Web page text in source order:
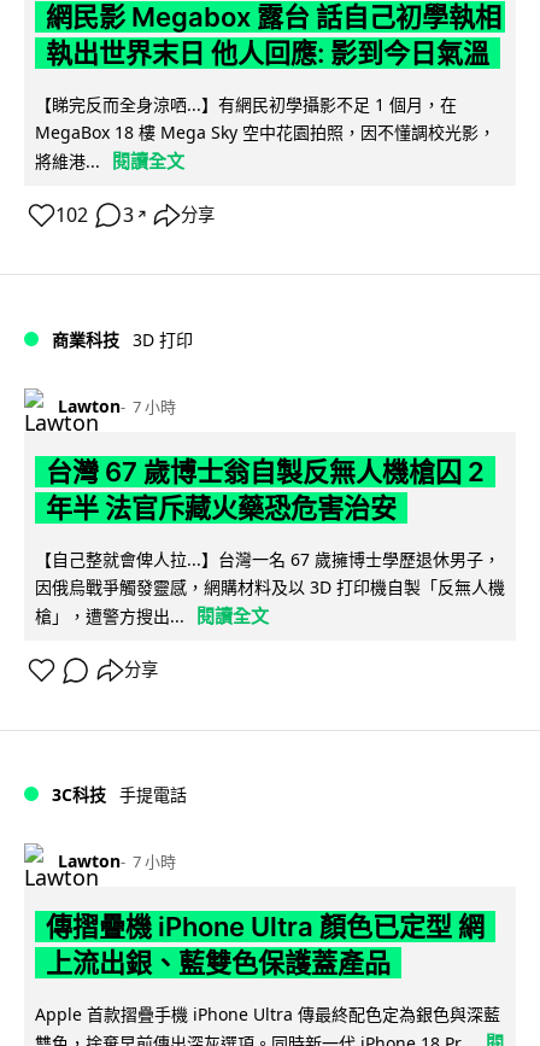
網民影 Megabox 露台 話自己初學執相
執出世界末日 他人回應: 影到今日氣溫
【睇完反而全身涼哂...】有網民初學攝影不足 1 個月，在
MegaBox 18 樓 Mega Sky 空中花園拍照，因不懂調校光影，
將維港...
閱讀全文
102 3 ↗ 分享
商業科技 3D 打印
Lawton 7 小時
台灣 67 歲博士翁自製反無人機槍囚 2
年半 法官斥藏火藥恐危害治安
【自己整就會俾人拉...】台灣一名 67 歲擁博士學歷退休男子，
因俄烏戰爭觸發靈感，網購材料及以 3D 打印機自製「反無人機
槍」，遭警方搜出...
閱讀全文
分享
3C科技 手提電話
Lawton 7 小時
傳摺疊機 iPhone Ultra 顏色已定型 網
上流出銀、藍雙色保護蓋產品
Apple 首款摺疊手機 iPhone Ultra 傳最終配色定為銀色與深藍